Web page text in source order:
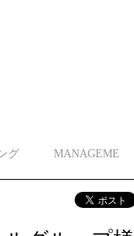
グ MANAGEMENT